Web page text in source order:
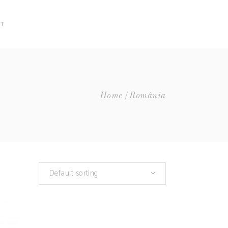
Home România
Default sorting